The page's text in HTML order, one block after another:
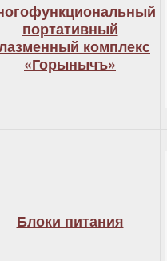
портативный
комплекс
«Горынычъ»
Блоки питания